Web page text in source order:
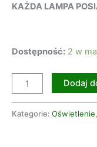
KAŻDA LAMPA
Dostępność: 2 w
Dodaj
Kategorie: Oświetlenie,